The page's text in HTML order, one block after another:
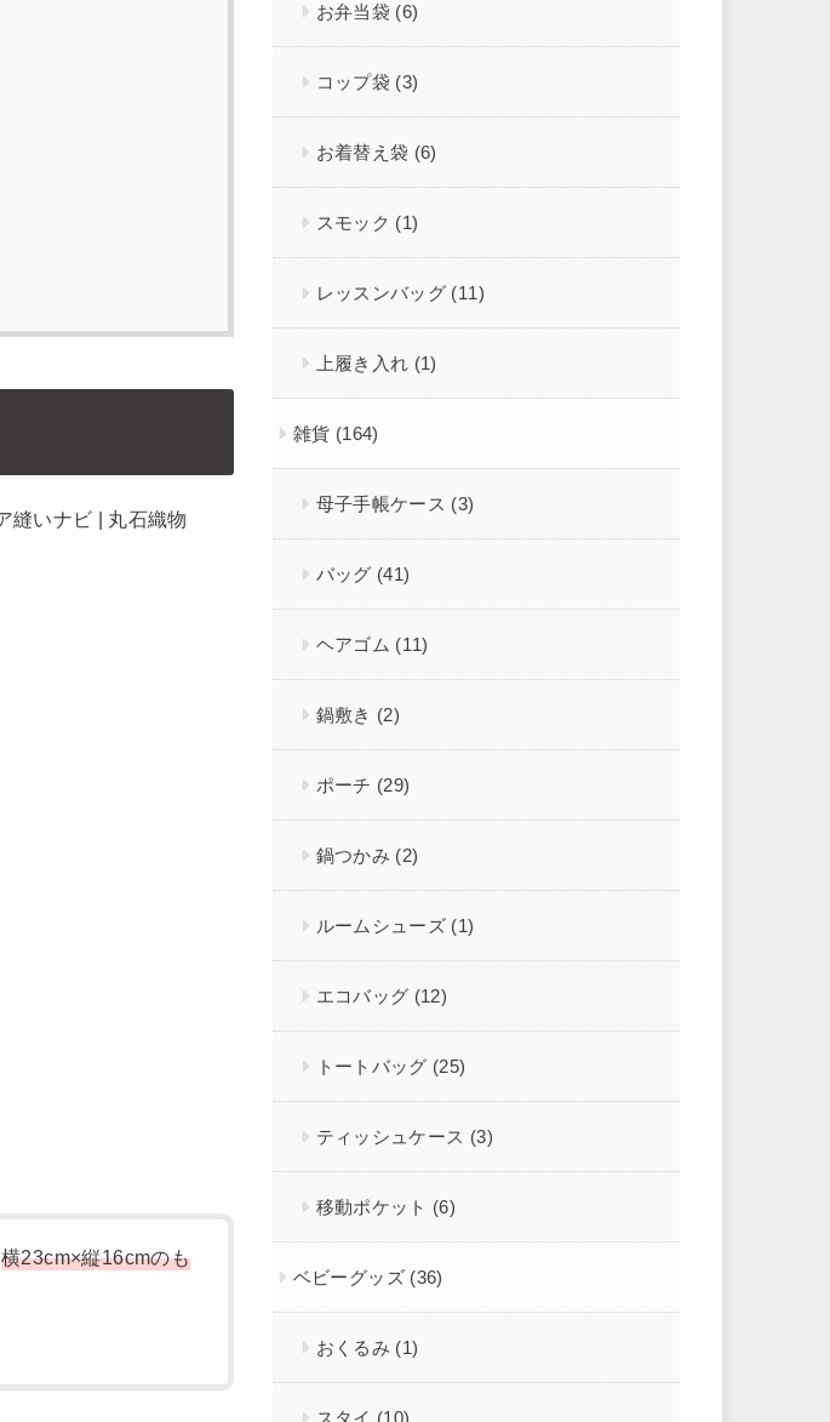
横23cm×縦16cmのも
お弁当袋 (6)
コップ袋 (3)
お着替え袋 (6)
スモック (1)
レッスンバッグ (11)
上履き入れ (1)
雑貨 (164)
母子手帳ケース (3)
バッグ (41)
ヘアゴム (11)
鍋敷き (2)
ポーチ (29)
鍋つかみ (2)
ルームシューズ (1)
エコバッグ (12)
トートバッグ (25)
ティッシュケース (3)
移動ポケット (6)
ベビーグッズ (36)
おくるみ (1)
スタイ (10)